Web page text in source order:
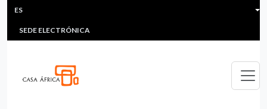
Pasar al contenido principal
HEADER MENU
MULTIMEDIA
SEDE ELECTRÓNICA
ES